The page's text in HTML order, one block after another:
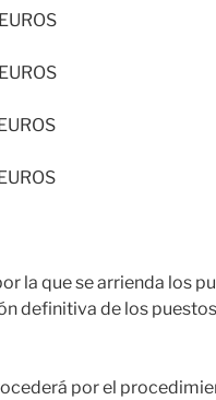
la que se arrienda los
definitiva de los
por el